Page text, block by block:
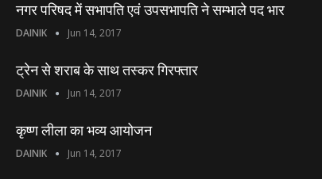
नगर परिषद में सभापति एवं उपसभापति ने सम्भाले पद भार
DAINIK Jun 14, 2017
ट्रेन से शराब के साथ तस्कर गिरफ्तार
DAINIK Jun 14, 2017
कृष्ण लीला का भव्य आयोजन
DAINIK Jun 14, 2017